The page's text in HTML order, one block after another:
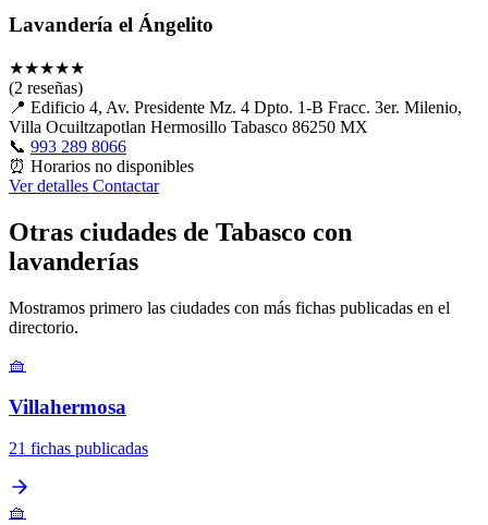
Lavandería el Ángelito
★★★★★
(2 reseñas)
📍 Edificio 4, Av. Presidente Mz. 4 Dpto. 1-B Fracc. 3er. Milenio,
Villa Ocuiltzapotlan Hermosillo Tabasco 86250 MX
📞 993 289 8066
⏰ Horarios no disponibles
Ver detalles Contactar
Otras ciudades de Tabasco con
lavanderías
Mostramos primero las ciudades con más fichas publicadas en el
directorio.
🧺
Villahermosa
21 fichas publicadas
🧺